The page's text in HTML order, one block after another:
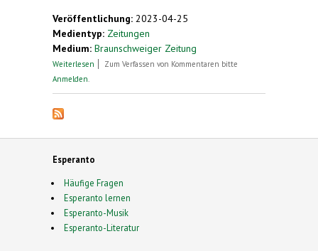
Veröffentlichung: 2023-04-25
Medientyp: Zeitungen
Medium: Braunschweiger Zeitung
Weiterlesen über Deutscher Esperanto-Kongress findet in
Zum Verfassen von Kommentaren bitte
Anmelden
Esperanto
Häufige Fragen
Esperanto lernen
Esperanto-Musik
Esperanto-Literatur